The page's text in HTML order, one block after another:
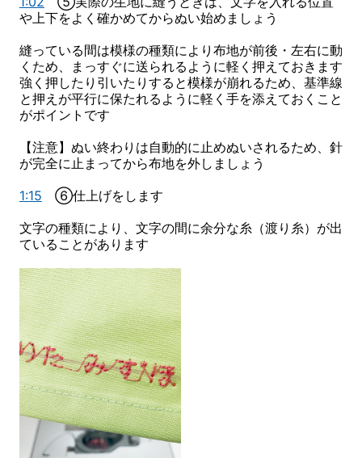
や上下をよく確かめてからぬい始めましょう
縫っている間は模様の種類により布地が前後・左右に動
くため、まっすぐに送られるように軽く押えておきます
強く押したり引いたりすると模様が崩れるため、基準線
と押えが平行に保たれるように軽く手を添えておくこと
がポイントです
【注意】ぬい終わりは自動的に止めぬいされるため、針
が完全に止まってから布地を外しましょう
1:15 ⑥仕上げをします
文字の種類により、文字の間に余分な糸（渡り糸）が出
ていることがあります